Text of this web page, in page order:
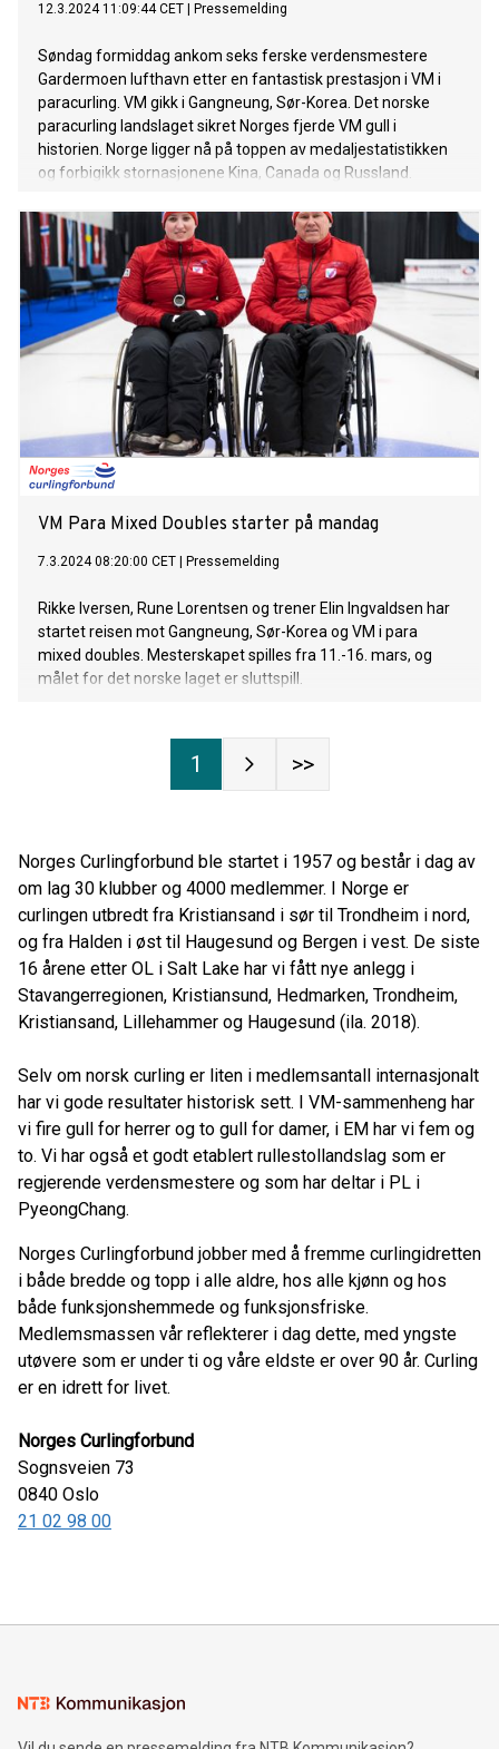
12.3.2024 11:09:44 CET Pressemelding
Søndag formiddag ankom seks ferske verdensmestere
Gardermoen lufthavn etter en fantastisk prestasjon i VM i
paracurling. VM gikk i Gangneung, Sør-Korea. Det norske
paracurling landslaget sikret Norges fjerde VM gull i
historien. Norge ligger nå på toppen av medaljestatistikken
og forbigikk stornasjonene Kina, Canada og Russland.
VM Para Mixed Doubles starter på mandag
7.3.2024 08:20:00 CET Pressemelding
Rikke Iversen, Rune Lorentsen og trener Elin Ingvaldsen har
startet reisen mot Gangneung, Sør-Korea og VM i para
mixed doubles. Mesterskapet spilles fra 11.-16. mars, og
målet for det norske laget er sluttspill.
1 >>
Norges Curlingforbund ble startet i 1957 og består i dag av
om lag 30 klubber og 4000 medlemmer. I Norge er
curlingen utbredt fra Kristiansand i sør til Trondheim i nord,
og fra Halden i øst til Haugesund og Bergen i vest. De siste
16 årene etter OL i Salt Lake har vi fått nye anlegg i
Stavangerregionen, Kristiansund, Hedmarken, Trondheim,
Kristiansand, Lillehammer og Haugesund (ila. 2018).
Selv om norsk curling er liten i medlemsantall internasjonalt
har vi gode resultater historisk sett. I VM-sammenheng har
vi fire gull for herrer og to gull for damer, i EM har vi fem og
to. Vi har også et godt etablert rullestollandslag som er
regjerende verdensmestere og som har deltar i PL i
PyeongChang.
Norges Curlingforbund jobber med å fremme curlingidretten
i både bredde og topp i alle aldre, hos alle kjønn og hos
både funksjonshemmede og funksjonsfriske.
Medlemsmassen vår reflekterer i dag dette, med yngste
utøvere som er under ti og våre eldste er over 90 år. Curling
er en idrett for livet.
Norges Curlingforbund
Sognsveien 73
0840 Oslo
21 02 98 00